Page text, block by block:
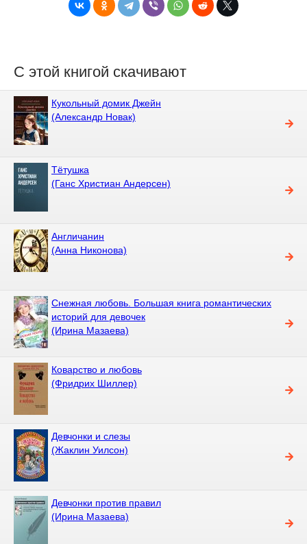
С этой книгой скачивают
Кукольный домик Джейн
(Александр Новак)
Тётушка
(Ганс Христиан Андерсен)
Англичанин
(Анна Никонова)
Снежная любовь. Большая книга романтических
историй для девочек
(Ирина Мазаева)
Коварство и любовь
(Фридрих Шиллер)
Девчонки и слезы
(Жаклин Уилсон)
Девчонки против правил
(Ирина Мазаева)